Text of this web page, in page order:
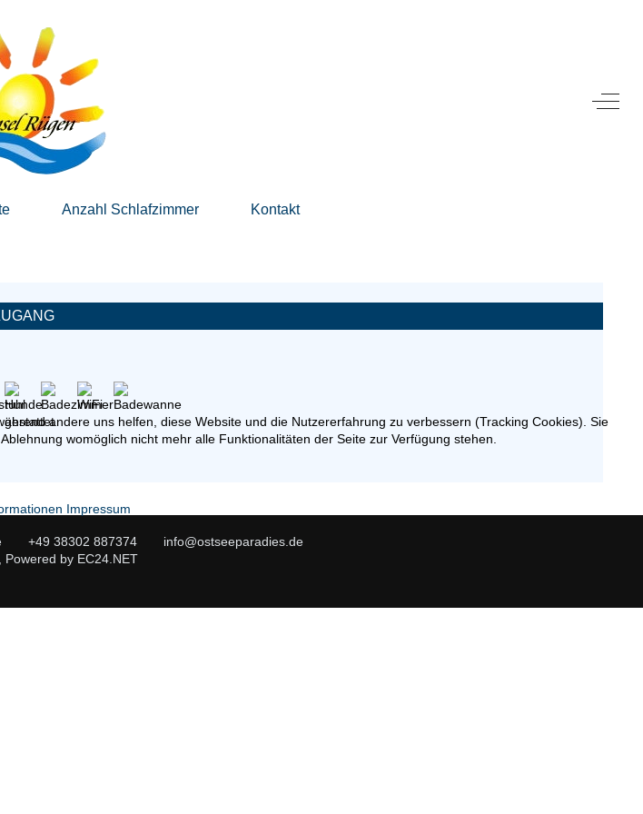
Off-
Anzahl Schlafzimmer Kontakt
+49 38302 887374
info@ostseeparadies.de
Powered by EC24.NET
andere uns helfen, diese Website und die Nutzererfahrung zu verbessern (Tracking Cookies). Sie
womöglich nicht mehr alle Funktionalitäten der Seite zur Verfügung stehen.
Impressum